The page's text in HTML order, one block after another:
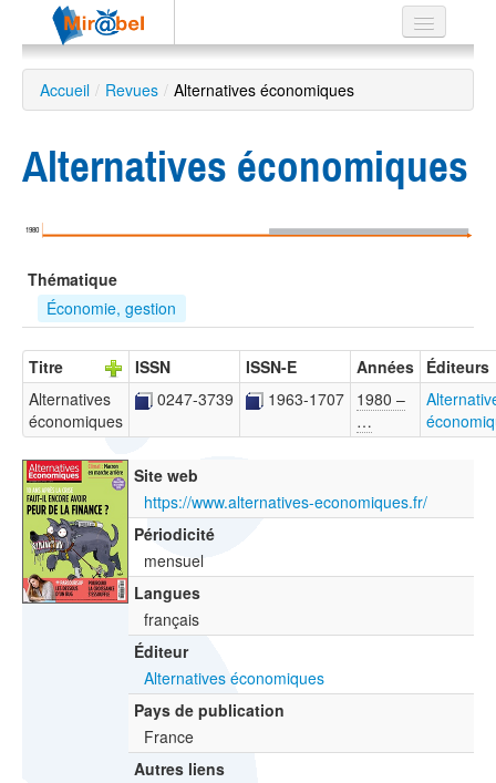
Le réseau
Soutien
Listes
Recherche
avancée
EN
ES
?
Accueil / Revues / Alternatives économiques
Alternatives économiques
1980
Thématique
Économie, gestion
Titre ISSN ISSN-E Années Éditeurs
Alternatives
économiques
0247-3739 1963-1707 1980 –
…
Site web
https://www.alternatives-economiques.fr/
Périodicité
mensuel
Langues
français
Éditeur
Alternatives économiques
Pays de publication
France
Autres liens